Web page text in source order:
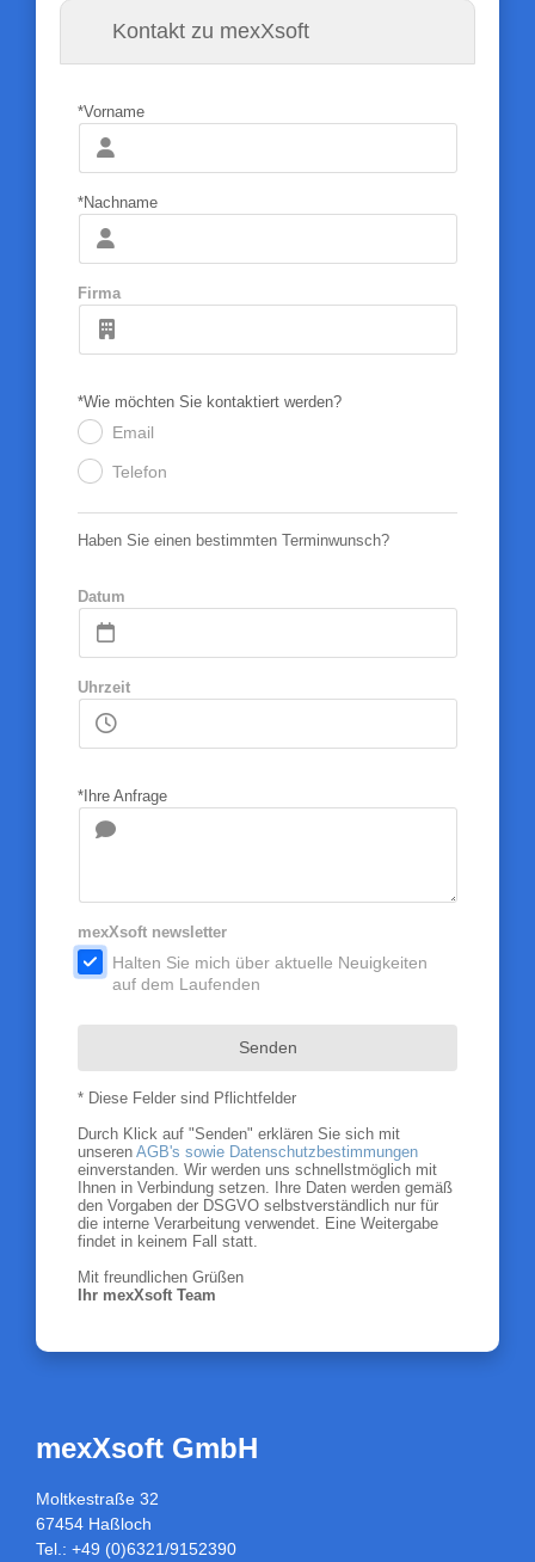
Kontakt zu mexXsoft
*Vorname
*Nachname
Firma
*Wie möchten Sie kontaktiert werden?
Email
Telefon
Haben Sie einen bestimmten Terminwunsch?
Datum
Uhrzeit
*Ihre Anfrage
mexXsoft newsletter
.
Halten Sie mich über aktuelle Neuigkeiten
auf dem Laufenden
Senden
* Diese Felder sind Pflichtfelder
Durch Klick auf "Senden" erklären Sie sich mit
unseren AGB's sowie Datenschutzbestimmungen
einverstanden. Wir werden uns schnellstmöglich mit
Ihnen in Verbindung setzen. Ihre Daten werden gemäß
den Vorgaben der DSGVO selbstverständlich nur für
die interne Verarbeitung verwendet. Eine Weitergabe
findet in keinem Fall statt.
Mit freundlichen Grüßen
Ihr mexXsoft Team
mexXsoft GmbH
Moltkestraße 32
67454 Haßloch
Tel.: +49 (0)6321/9152390